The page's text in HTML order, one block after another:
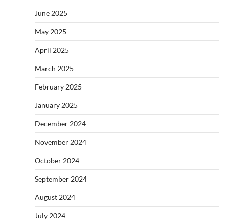
June 2025
May 2025
April 2025
March 2025
February 2025
January 2025
December 2024
November 2024
October 2024
September 2024
August 2024
July 2024